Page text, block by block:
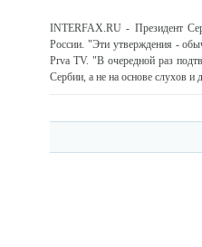
INTERFAX.RU - Президент
России. "Эти утверждения -
Prva TV. "В очередной раз
Сербии, а не на основе слухов